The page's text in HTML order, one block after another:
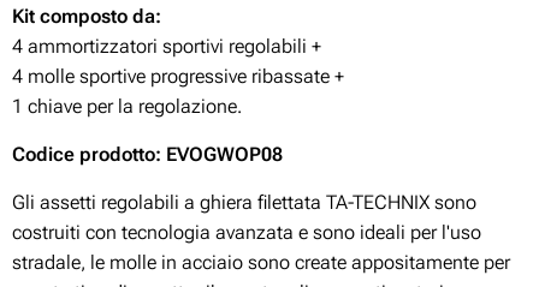
Kit composto da:
4 ammortizzatori sportivi regolabili +
4 molle sportive progressive ribassate +
1 chiave per la regolazione.
Codice prodotto: EVOGWOP08
Gli assetti regolabili a ghiera filettata TA-TECHNIX sono
costruiti con tecnologia avanzata e sono ideali per l'uso
stradale, le molle in acciaio sono create appositamente per